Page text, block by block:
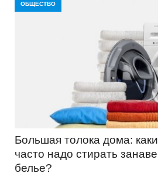
ОБЩЕСТВО
Большая толока дома:
часто надо стирать
белье?